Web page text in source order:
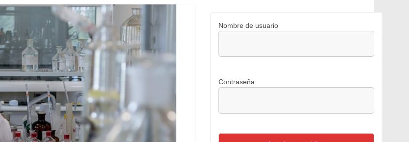
Nombre de usuario
Contraseña